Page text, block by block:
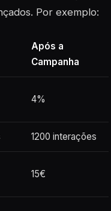
Por exemplo:
Após a
Campanha
4%
1200 interações
15€